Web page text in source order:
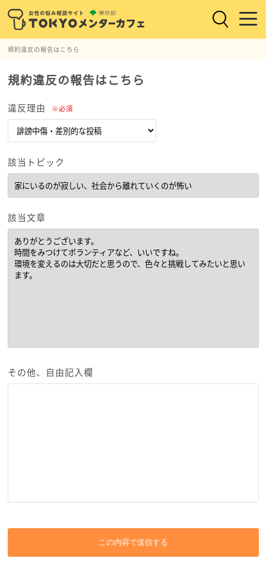
規約違反の報告はこちら
規約違反の報告はこちら
違反理由 ※必須
該当トピック
該当文章
その他、自由記入欄
この内容で送信する